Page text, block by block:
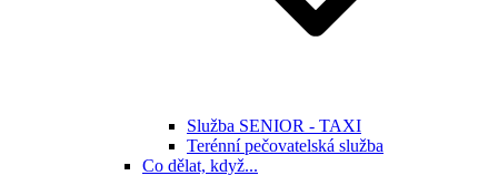
Služba SENIOR - TAXI
Terénní pečovatelská služba
Co dělat, když...